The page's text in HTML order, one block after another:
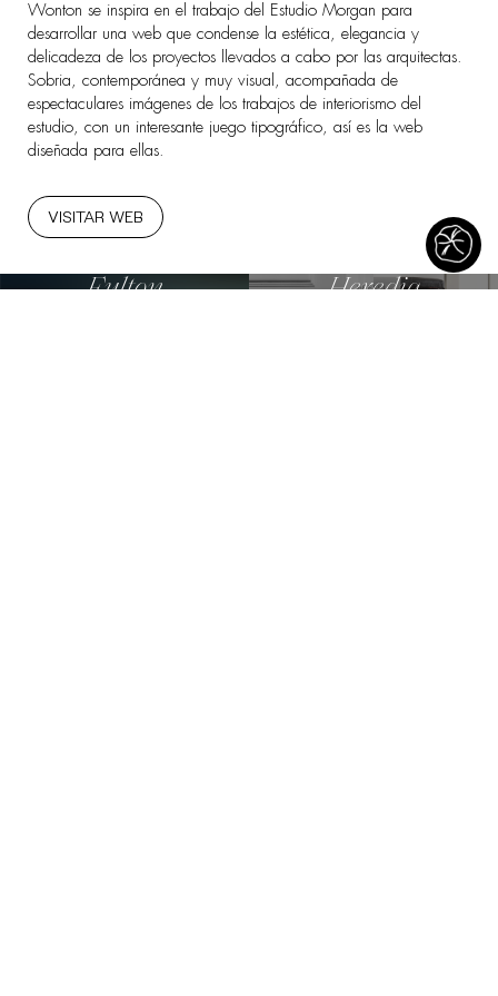
Wonton se inspira en el trabajo del Estudio Morgan para
desarrollar una web que condense la estética, elegancia y
delicadeza de los proyectos llevados a cabo por las arquitectas.
Sobria, contemporánea y muy visual, acompañada de
espectaculares imágenes de los trabajos de interiorismo del
estudio, con un interesante juego tipográfico, así es la web
diseñada para ellas.
VISITAR WEB
Fulton Heredia